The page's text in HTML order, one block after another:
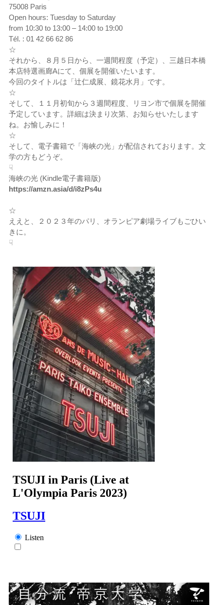
75008 Paris
Open hours: Tuesday to Saturday
from 10:30 to 13:00 – 14:00 to 19:00
Tél. : 01 42 66 62 86
☆
それから、８月５日から、一週間程度（予定）、三越日本橋
本店特選画廊Aにて、個展を開催いたいます。
今回のタイトルは「辻仁成展、鏡花水月」です。
☆
そして、１１月初旬から３週間程度、リヨン市で個展を開催
予定しています。詳細は決まり次第、お知らせいたします
ね。お愉しみに！
☆
そして、電子書籍で「海峡の光」が配信されております。文
学の方もどうぞ。
☟
海峡の光 (Kindle電子書籍版)
https://amzn.asia/d/i8zPs4u
☆
ええと、２０２３年のパリ、オランピア劇場ライブもごひい
きに。
☟